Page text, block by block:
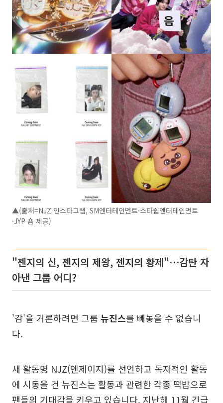
▲(출처=NJZ 인스타그램, SM엔터테인먼트·스타쉽엔터테인먼트
·JYP 숍 제공)
"젠지의 신, 젠지의 제왕, 젠지의 황제"…감탄 자
아낸 그룹 어디?
'감'을 거론하려면 그룹 뉴진스를 빼놓을 수 없습니
다.
새 활동명 NJZ(엔제이지)를 선언하고 독자적인 활동
에 시동을 건 뉴진스는 활동과 관련한 각종 떡밥으로
팬들의 기대감을 키우고 있습니다. 지난해 11월 긴급